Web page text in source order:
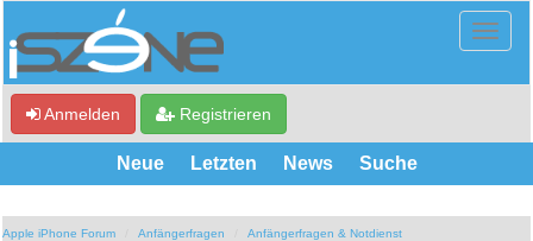
Anmelden Registrieren
Neue Letzten News Suche
Apple iPhone Forum Anfängerfragen Anfängerfragen & Notdienst